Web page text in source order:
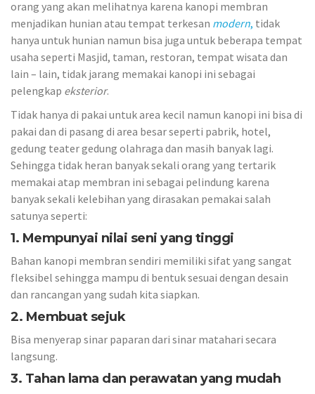
orang yang akan melihatnya karena kanopi membran
menjadikan hunian atau tempat terkesan modern, tidak
hanya untuk hunian namun bisa juga untuk beberapa tempat
usaha seperti Masjid, taman, restoran, tempat wisata dan
lain – lain, tidak jarang memakai kanopi ini sebagai
pelengkap eksterior.
Tidak hanya di pakai untuk area kecil namun kanopi ini bisa di
pakai dan di pasang di area besar seperti pabrik, hotel,
gedung teater gedung olahraga dan masih banyak lagi.
Sehingga tidak heran banyak sekali orang yang tertarik
memakai atap membran ini sebagai pelindung karena
banyak sekali kelebihan yang dirasakan pemakai salah
satunya seperti:
1. Mempunyai nilai seni yang tinggi
Bahan kanopi membran sendiri memiliki sifat yang sangat
fleksibel sehingga mampu di bentuk sesuai dengan desain
dan rancangan yang sudah kita siapkan.
2. Membuat sejuk
Bisa menyerap sinar paparan dari sinar matahari secara
langsung.
3. Tahan lama dan perawatan yang mudah